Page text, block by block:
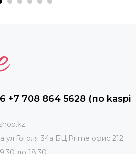
+7 708 864 5628 (по kaspi
ул.Гоголя 34а БЦ Prime офис 212
до 18.30